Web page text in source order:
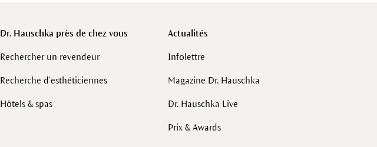
Dr. Hauschka près de chez vous
Rechercher un revendeur
Recherche d’esthéticiennes
Hôtels & spas
Actualités
Infolettre
Magazine Dr. Hauschka
Dr. Hauschka Live
Prix & Awards